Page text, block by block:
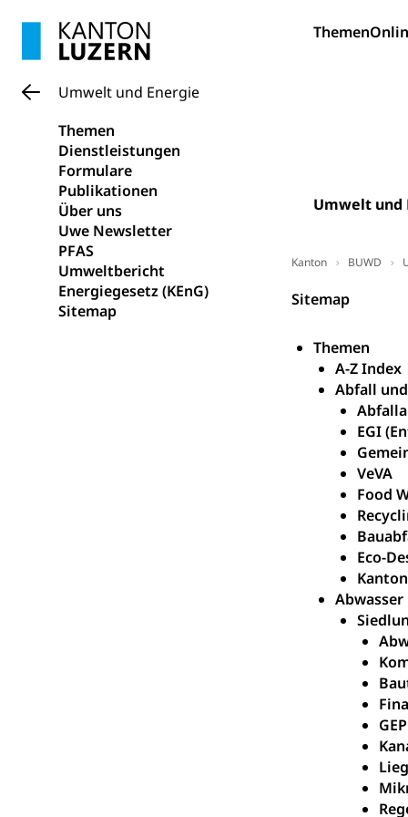
Themen
Umwelt und
Umwelt und Energie
Themen
Dienstleistungen
Formulare
Publikationen
Über uns
Uwe Newsletter
PFAS
Umweltbericht
Energiegesetz (KEnG)
Sitemap
Kanton BUWD
Sitemap
Themen
A-Z Index
Abfall
EGI
VeVA
Food
Eco-
Abwasser
GEP
Hunde
Bestattung,
Kantonaler
Polizei
Polizei
Versorgung
Vorratshaltung,
Waffen
Waffen,
Zivildienst
Militärdienst
Bundesamt
Zivilschutz
Zivilschutz
Staat und Recht
Zivilverfahren